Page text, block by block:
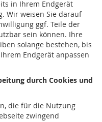
in Ihrem Endgerät
Wir weisen Sie darauf
ggf. Teile der
sein können. Ihre
solange bestehen, bis
Endgerät anpassen
durch Cookies und
die für die Nutzung
zwingend